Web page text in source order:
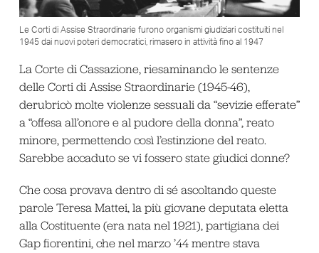
Le Corti di Assise Straordinarie furono organismi giudiziari costituiti nel
1945 dai nuovi poteri democratici, rimasero in attività fino al 1947
La Corte di Cassazione, riesaminando le sentenze
delle Corti di Assise Straordinarie (1945-46),
derubricò molte violenze sessuali da “sevizie efferate”
a “offesa all’onore e al pudore della donna”, reato
minore, permettendo così l’estinzione del reato.
Sarebbe accaduto se vi fossero state giudici donne?
Che cosa provava dentro di sé ascoltando queste
parole Teresa Mattei, la più giovane deputata eletta
alla Costituente (era nata nel 1921), partigiana dei
Gap fiorentini, che nel marzo ’44 mentre stava